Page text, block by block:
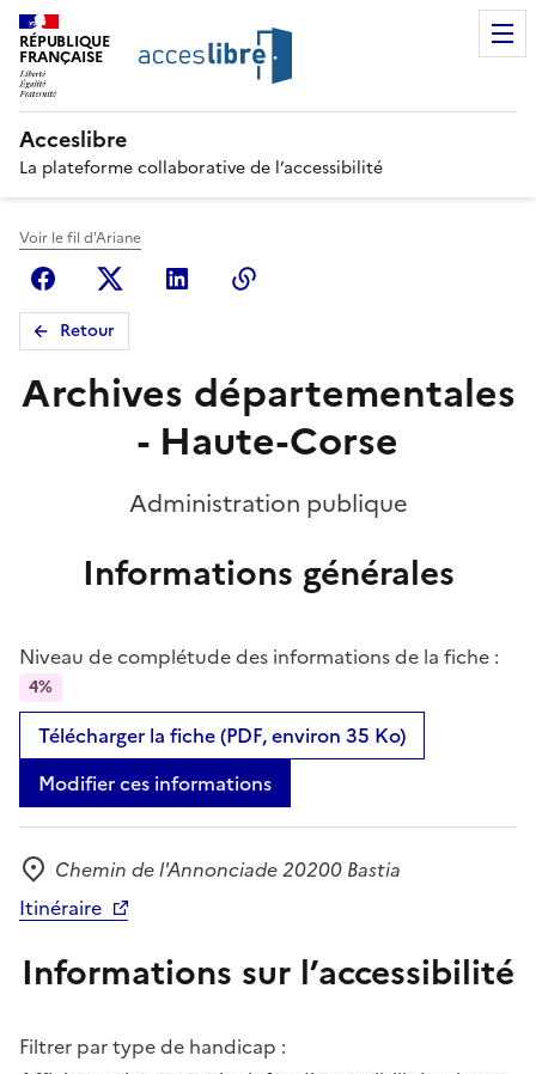
RÉPUBLIQUE
FRANÇAISE
Acceslibre
La plateforme collaborative de l’accessibilité
Voir le fil d'Ariane
FacebookX (anciennement Twitter)
Linkedin
Retour
Archives départementales
- Haute-Corse
Administration publique
Informations générales
Niveau de complétude des informations de la fiche :
4%
Télécharger la fiche (PDF, environ 35 Ko)
Modifier ces informations
Adresse
Chemin de l'Annonciade 20200 Bastia
Itinéraire
Informations sur l’accessibilité
Filtrer par type de handicap :